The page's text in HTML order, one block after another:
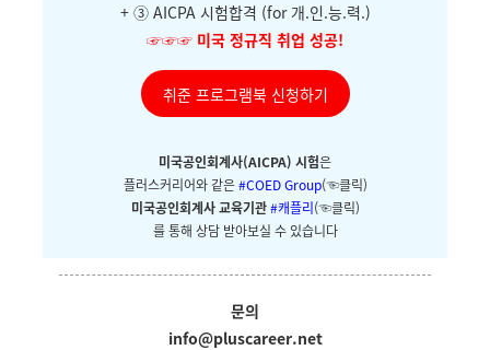
+ ③ AICPA 시험합격 (for 개.인.능.력.)
☞☞☞ 미국 정규직 취업 성공!
취준 프로그램북 신청하기
미국공인회계사(AICPA) 시험은
플러스커리어와 같은#COED Group(☜클릭)
미국공인회계사 교육기관#캐플리(☜클릭)
를 통해 상담 받아보실 수 있습니다
문의
info@pluscareer.net